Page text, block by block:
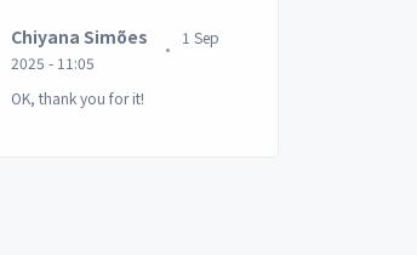
Chiyana Simões
1 Sep
2025 - 11:05
OK, thank you for it!